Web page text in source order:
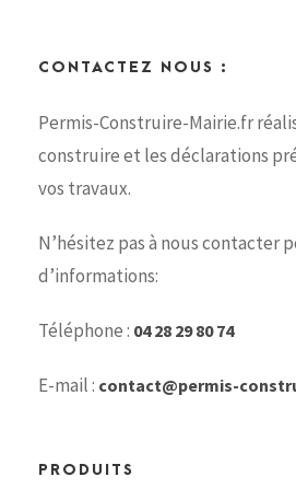
CONTACTEZ NOUS :
Permis-Construire-Mairie.fr
construire et les déclarations
vos travaux.
N’hésitez pas à nous contacter
d’informations:
Téléphone : 04 28 29 80 74
E-mail : contact@permis-
PRODUITS